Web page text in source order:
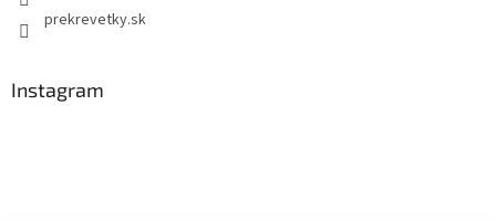
prekrevetky.sk
Instagram